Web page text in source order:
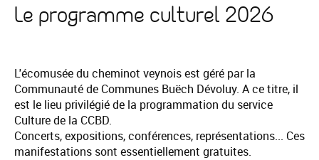
Le programme culturel 2026
L'écomusée du cheminot veynois est géré par la
Communauté de Communes Buëch Dévoluy. A ce titre, il
est le lieu privilégié de la programmation du service
Culture de la CCBD.
Concerts, expositions, conférences, représentations... Ces
manifestations sont essentiellement gratuites.